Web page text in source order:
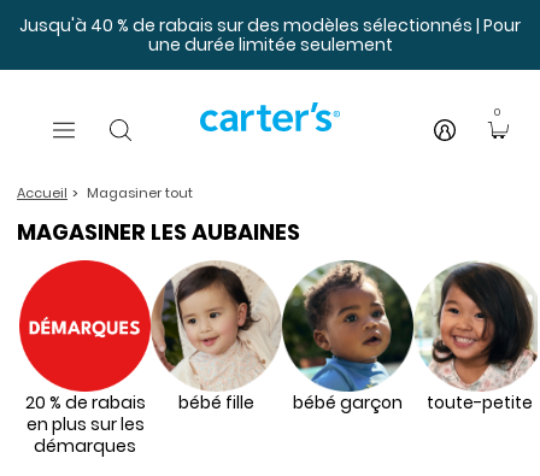
Jusqu'à 40 % de rabais sur des modèles sélectionnés | Pour
une durée limitée seulement
0
Accueil Magasiner tout
MAGASINER LES AUBAINES
20 % de rabais
en plus sur les
démarques
bébé fille bébé garçon toute-petite